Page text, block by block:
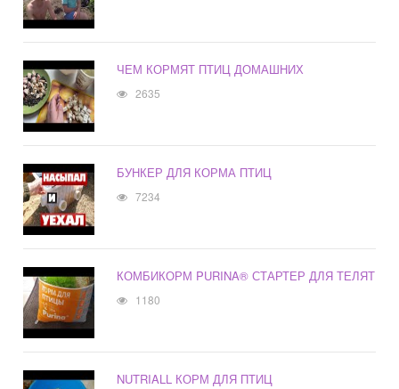
ЧЕМ КОРМЯТ ПТИЦ ДОМАШНИХ
2635
БУНКЕР ДЛЯ КОРМА ПТИЦ
7234
КОМБИКОРМ PURINA® СТАРТЕР ДЛЯ ТЕЛЯТ
1180
NUTRIALL КОРМ ДЛЯ ПТИЦ